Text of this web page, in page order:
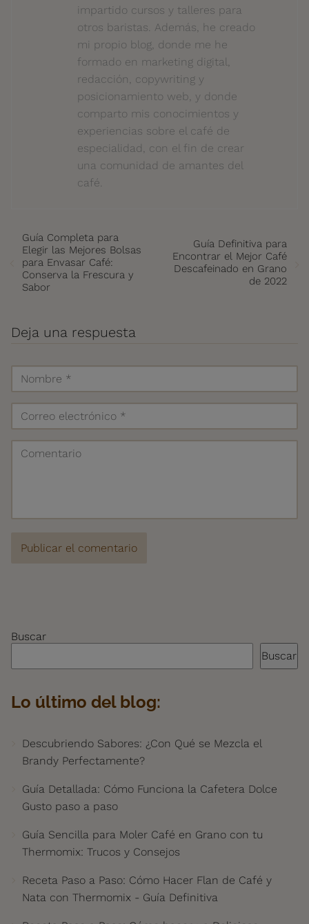
impartido cursos y talleres para
otros baristas. Además, he creado
mi propio blog, donde me he
formado en marketing digital,
redacción, copywriting y
posicionamiento web, y donde
comparto mis conocimientos y
experiencias sobre el café de
especialidad, con el fin de crear
una comunidad de amantes del
café.
Guía Completa para
Elegir las Mejores Bolsas
para Envasar Café:
Conserva la Frescura y
Sabor
Guía Definitiva para
Encontrar el Mejor Café
Descafeinado en Grano
de 2022
Deja una respuesta
Buscar
Buscar
Lo último del blog:
Descubriendo Sabores: ¿Con Qué se Mezcla el
Brandy Perfectamente?
Guía Detallada: Cómo Funciona la Cafetera Dolce
Gusto paso a paso
Guía Sencilla para Moler Café en Grano con tu
Thermomix: Trucos y Consejos
Receta Paso a Paso: Cómo Hacer Flan de Café y
Nata con Thermomix - Guía Definitiva